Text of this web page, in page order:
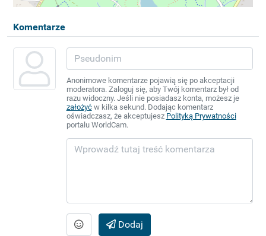
Komentarze
Anonimowe komentarze pojawią się po akceptacji
moderatora. Zaloguj się, aby Twój komentarz był od
razu widoczny. Jeśli nie posiadasz konta, możesz je
założyćw kilka sekund. Dodając komentarz
oświadczasz, że akceptujesz Polityką Prywatności
portalu WorldCam.
Dodaj